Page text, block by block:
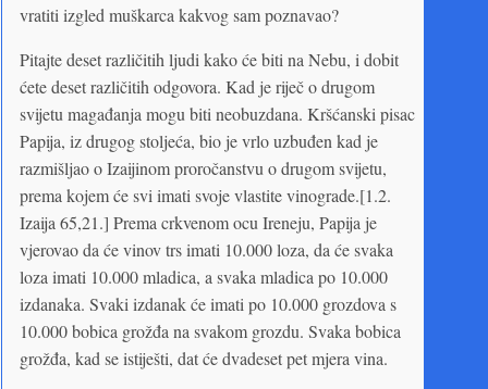
vratiti izgled muškarca kakvog sam poznavao?
Pitajte deset različitih ljudi kako će biti na Nebu, i dobit
ćete deset različitih odgovora. Kad je riječ o drugom
svijetu magađanja mogu biti neobuzdana. Kršćanski pisac
Papija, iz drugog stoljeća, bio je vrlo uzbuđen kad je
razmišljao o Izaijinom proročanstvu o drugom svijetu,
prema kojem će svi imati svoje vlastite vinograde.[1.2.
Izaija 65,21.] Prema crkvenom ocu Ireneju, Papija je
vjerovao da će vinov trs imati 10.000 loza, da će svaka
loza imati 10.000 mladica, a svaka mladica po 10.000
izdanaka. Svaki izdanak će imati po 10.000 grozdova s
10.000 bobica grožđa na svakom grozdu. Svaka bobica
grožđa, kad se istiješti, dat će dvadeset pet mjera vina.